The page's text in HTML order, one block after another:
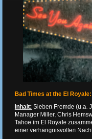
Bad Times at the El Royale:
Inhalt: Sieben Fremde (u.a.
Manager Miller, Chris
Tahoe im El Royale
einer verhängnisvollen